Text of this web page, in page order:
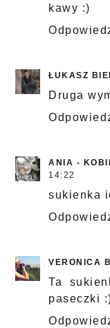
kawy :)
ŁUKASZ
Druga
ANIA -
14:22
sukienka
VERONICA
Ta
paseczki